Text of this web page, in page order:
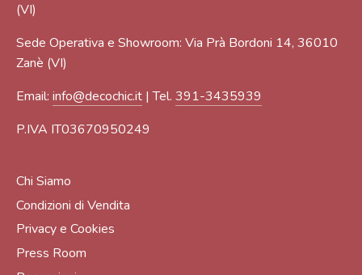
(VI)
Sede Operativa e Showroom: Via Prà Bordoni 14, 36010
Zanè (VI)
Email: info@decochic.it | Tel. 391-3435939
P.IVA IT03670950249
Chi Siamo
Condizioni di Vendita
Privacy e Cookies
Press Room